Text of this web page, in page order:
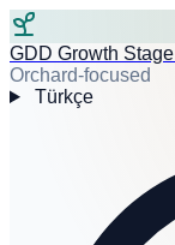
GDD Growth Stage
Orchard-focused
Türkçe